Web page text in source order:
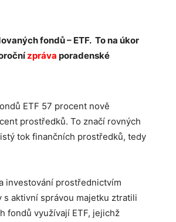
fondů – ETF. To na úkor
zpráva poradenské
ETF 57 procent nově
prostředků. To značí rovných
tok finančních prostředků, tedy
investování prostřednictvím
aktivní správou majetku ztratili
fondů využívají ETF, jejichž